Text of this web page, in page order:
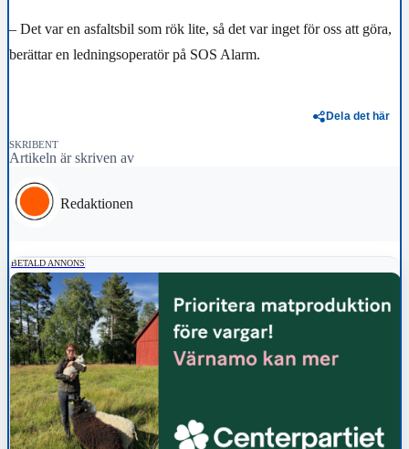
– Det var en asfaltsbil som rök lite, så det var inget för oss att göra,
berättar en ledningsoperatör på SOS Alarm.
Dela det här
SKRIBENT
Artikeln är skriven av
Redaktionen
BETALD ANNONS